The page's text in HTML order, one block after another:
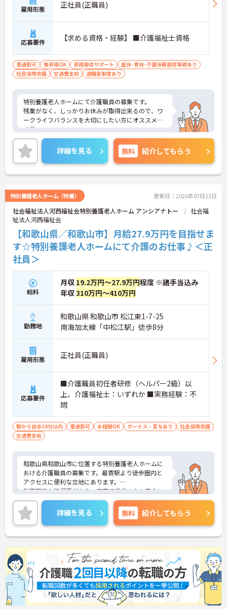
雇用形態 正社員(正職員)
応募要件 【求める資格・経験】 ■介護福祉士資格
車通勤可 無資格OK 資格取得サポート
産休･育休･介護休暇取得実績あり
社会保険完備
交通費支給 退職金制度あり
特別養護老人ホームにて介護職員の募集です。
残業がなく、しっかりお休みが取得出来るので、ワ
ークライフバランスを大切にしたい方にオススメで
す◎
ご興味ある方には、面接対策ポイントなど、さらに
詳細をお話しいたしますのでお気軽にご相談くださ
い。
詳細を見る 無料 紹介してもらう
特別養護老人ホーム（特養） 更新日：2026年07月23日
社会福祉法人河西福祉会特別養護老人ホーム アンシアナトー
社会福
祉法人河西福祉会
【和歌山県／和歌山市】月給27.9万円を目指せま
す☆特別養護老人ホームにて介護のお仕事♪＜正
社員＞
給料
月収 19.2万円～27.9万円程度 ※諸手当込み
年収310万円～410万円
勤務地
和歌山県 和歌山市 松江東1-7-25
南海加太線「中松江駅」徒歩8分
雇用形態 正社員(正職員)
応募要件
■介護職員初任者研修（ヘルパー2級）以
上、介護福祉士：いずれか ■実務経験：不
問
駅から徒歩10分以内 車通勤可 未経験OK ボーナス・賞与あり
社会保険完備
交通費支給
和歌山県和歌山市に位置する特別養護老人ホームに
おける介護職員の募集です。最寄駅より徒歩圏内と
アクセスに便利な立地にあります。
利用可能な託児所があり、子育て世代の方も安心し
てご勤務いただけます。また、賞与は計3.5ヶ月分の
支給実績があり、頑張りがきちんと評価される職場
です。
ご興味のある方には、面接対策ポイントなど、さら
に詳細をご案内しますのでお気軽にご相談くださ
い！
詳細を見る 無料 紹介してもらう